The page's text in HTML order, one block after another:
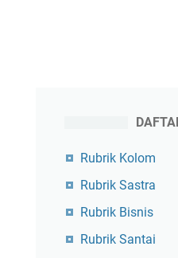
Rubrik Kolom
Rubrik Sastra
Rubrik Bisnis
Rubrik Santai